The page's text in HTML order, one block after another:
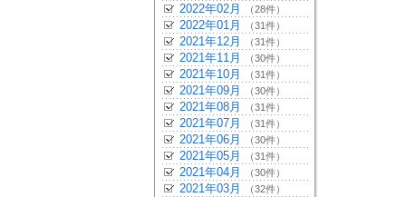
2022年02月 （28件）
2022年01月 （31件）
2021年12月 （31件）
2021年11月 （30件）
2021年10月 （31件）
2021年09月 （30件）
2021年08月 （31件）
2021年07月 （31件）
2021年06月 （30件）
2021年05月 （31件）
2021年04月 （30件）
2021年03月 （32件）